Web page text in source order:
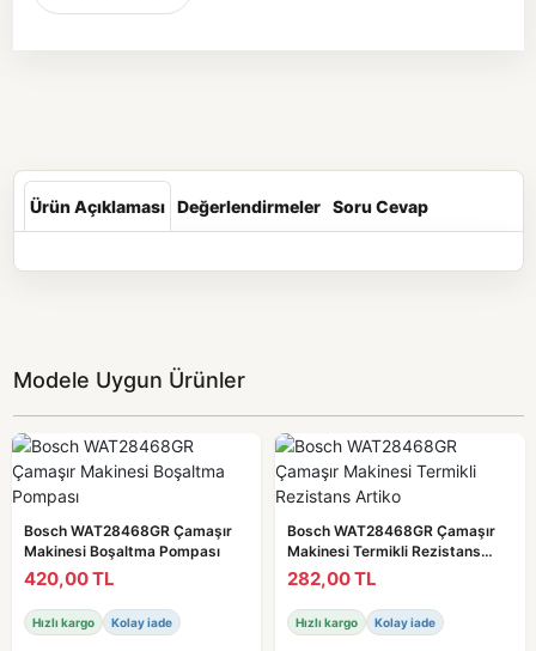
Ürün Açıklaması Değerlendirmeler Soru Cevap
Modele Uygun Ürünler
Bosch WAT28468GR Çamaşır
Makinesi Boşaltma Pompası
420,00 TL
Hızlı kargo Kolay iade
Bosch WAT28468GR Çamaşır
Makinesi Termikli Rezistans
Artiko
282,00 TL
Hızlı kargo Kolay iade